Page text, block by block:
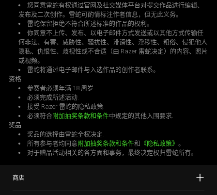
您同意雷蛇有权通过官网及社交媒体平台对提交作品进行编辑、
发布及二次创作。 雷蛇可酌情标注作者信息，但无此义务。
雷蛇保留拒绝不符合所述标准的作品的权利 。
你同意不上传、发布、以电子邮件方式发送或以其他方式传输任
何非法、有害、威胁性、骚扰性、诽谤性、淫秽性、粗俗、侵犯他人
隐私、仇恨性、歧视性或不合适（由 Razer 雷蛇决定）的内容、照片
或视频。
雷蛇将通过电子邮件与入选作品的创作者联系。
资格
参赛者必须年满 18 周岁
必须完成所述活动.
接受 Razer 雷蛇的隐私政策.
必须符合附加抽奖条款和条件中规定的其他入围要求.
奖品
奖品的选择由雷蛇全权决定
所有参与者均同意 附加抽奖条款和条件和 《隐私政策》 。
对于赠品活动相关的各方面和事务，最终决定权归 雷蛇所有。
商店